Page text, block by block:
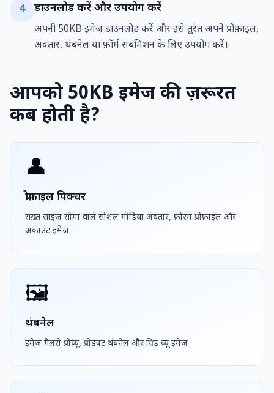
4 डाउनलोड करें और उपयोग करें
अपनी 50KB इमेज डाउनलोड करें और इसे तुरंत अपने प्रोफ़ाइल,
अवतार, थंबनेल या फ़ॉर्म सबमिशन के लिए उपयोग करें।
आपको 50KB इमेज की ज़रूरत
कब होती है?
👤
प्रोफ़ाइल पिक्चर
सख़्त साइज़ सीमा वाले सोशल मीडिया अवतार, फ़ोरम प्रोफ़ाइल और
अकाउंट इमेज
🖼️
थंबनेल
इमेज गैलरी प्रीव्यू, प्रोडक्ट थंबनेल और ग्रिड व्यू इमेज